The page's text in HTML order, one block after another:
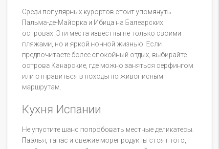
Среди популярных курортов стоит упомянуть
Пальма-де-Майорка и Ибица на Балеарских
островах. Эти места известны не только своими
пляжами, но и яркой ночной жизнью. Если
предпочитаете более спокойный отдых, выбирайте
острова Канарские, где можно заняться серфингом
или отправиться в походы по живописным
маршрутам.
Кухня Испании
Не упустите шанс попробовать местные деликатесы.
Паэлья, тапас и свежие морепродукты стоят того,